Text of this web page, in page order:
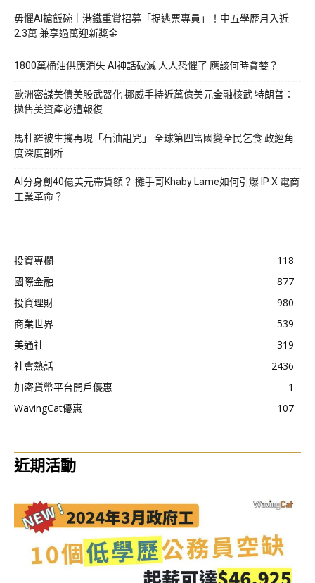
毋懼AI搶飯碗｜港鐵重賞招募「捉逃票專員」！中五學歷月入近
2.3萬 兼享過萬迎新獎金
1800萬桶油供應消失 AI神話破滅 人人恐懼了 應該何時貪婪？
歐洲密謀美債美股武器化 挪威手持近萬億美元金融核武 特朗普：
拋售美資產必遭報復
馬杜羅被生擒再現「石油詛咒」 全球第四富國變全民乞食 政經角
度深度剖析
AI分身創40億美元帶貨額？ 攤手哥Khaby Lame如何引爆 IP X 電商
工業革命？
投資專欄
118
國際金融
877
投資理財
980
商業世界
539
美通社
319
社會熱話
2436
加密貨幣平台開戶優惠
1
WavingCat優惠
107
近期活動